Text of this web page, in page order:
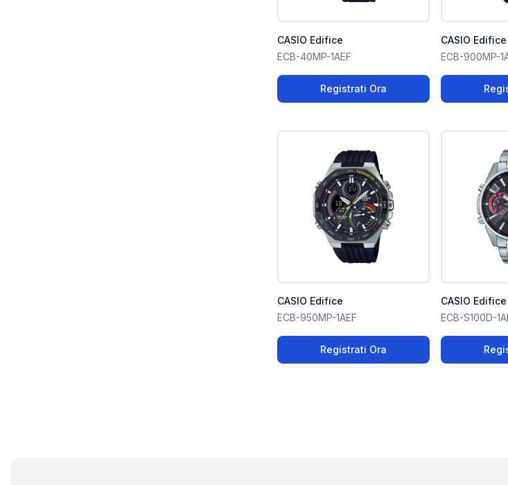
CASIO Edifice
ECB-40MP-1AEF
Registrati Ora
CASIO Edifice
ECB-900MP-
CASIO Edifice
ECB-950MP-1AEF
Registrati Ora
CASIO Edifice
ECB-S100D-